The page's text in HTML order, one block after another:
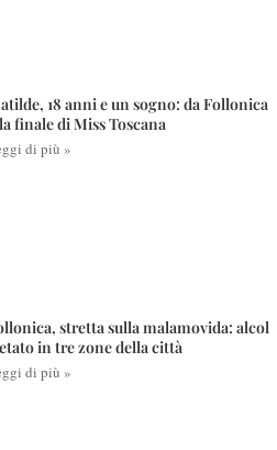
18 anni e un sogno: da Follonica
finale di Miss Toscana
di più »
stretta sulla malamovida: alcol
in tre zone della città
di più »